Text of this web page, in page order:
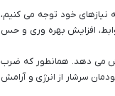
خود توجه می کنیم،
افزایش بهره وری و حس
می دهد. همانطور که ضرب
سرشار از انرژی و آرامش